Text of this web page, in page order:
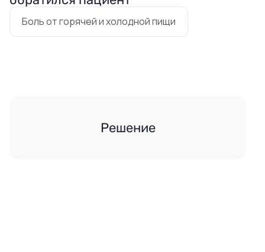
Боль от горячей и холодной пищи
Решение